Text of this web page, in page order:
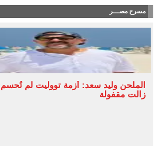
مسرح مصـــر
الملحن وليد سعد: أزمة تووليت لم تُحسم..
زالت مقفولة